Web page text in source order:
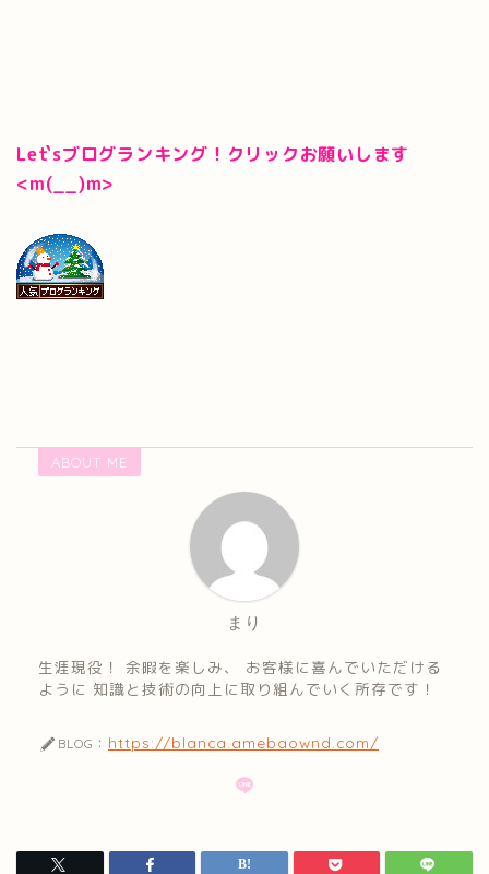
Let`sブログランキング！クリックお願いします
<m(__)m>
ABOUT ME
まり
生涯現役！ 余暇を楽しみ、 お客様に喜んでいただける
ように 知識と技術の向上に取り組んでいく所存です！
BLOG： https://blanca.amebaownd.com/